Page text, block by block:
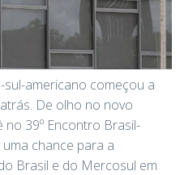
americano começou a
De olho no novo
no 39º Encontro Brasil-
chance para a
Brasil e do Mercosul em